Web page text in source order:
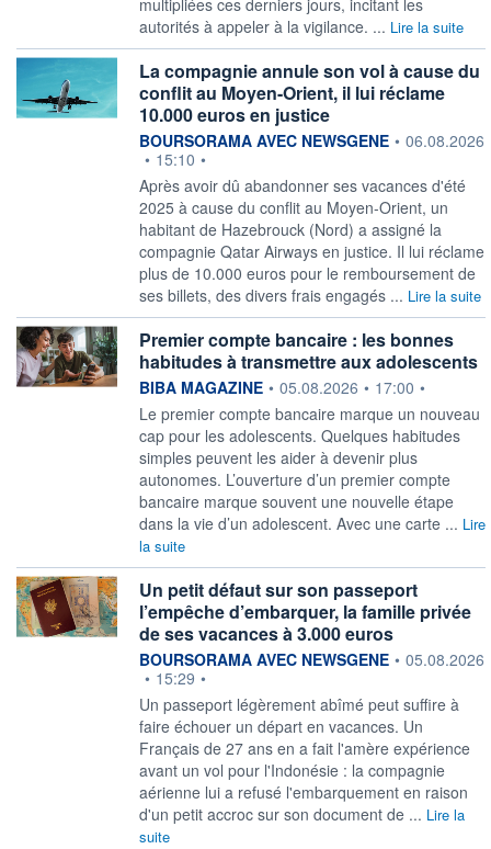
multipliées ces derniers jours, incitant les
autorités à appeler à la vigilance. ... Lire la suite
La compagnie annule son vol à cause du
conflit au Moyen-Orient, il lui réclame
10.000 euros en justice
information fournie par
BOURSORAMA AVEC NEWSGENE • 06.08.2026
• 15:10 •
Après avoir dû abandonner ses vacances d'été
2025 à cause du conflit au Moyen-Orient, un
habitant de Hazebrouck (Nord) a assigné la
compagnie Qatar Airways en justice. Il lui réclame
plus de 10.000 euros pour le remboursement de
ses billets, des divers frais engagés ... Lire la suite
Premier compte bancaire : les bonnes
habitudes à transmettre aux adolescents
information fournie par
BIBA MAGAZINE • 05.08.2026 • 17:00 •
Le premier compte bancaire marque un nouveau
cap pour les adolescents. Quelques habitudes
simples peuvent les aider à devenir plus
autonomes. L’ouverture d’un premier compte
bancaire marque souvent une nouvelle étape
dans la vie d’un adolescent. Avec une carte ... Lire
la suite
Un petit défaut sur son passeport
l’empêche d’embarquer, la famille privée
de ses vacances à 3.000 euros
information fournie par
BOURSORAMA AVEC NEWSGENE • 05.08.2026
• 15:29 •
Un passeport légèrement abîmé peut suffire à
faire échouer un départ en vacances. Un
Français de 27 ans en a fait l'amère expérience
avant un vol pour l'Indonésie : la compagnie
aérienne lui a refusé l'embarquement en raison
d'un petit accroc sur son document de ... Lire la
suite